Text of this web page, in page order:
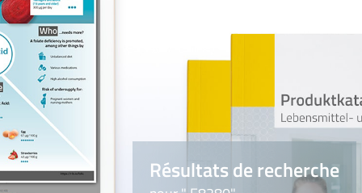
Nutrition Care
Résultats de recherche